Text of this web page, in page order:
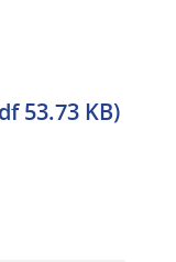
53.73 KB)